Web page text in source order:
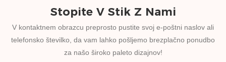
Stopite V Stik Z Nami
V kontaktnem obrazcu preprosto pustite svoj e-poštni naslov ali
telefonsko številko, da vam lahko pošljemo brezplačno ponudbo
za našo široko paleto dizajnov!